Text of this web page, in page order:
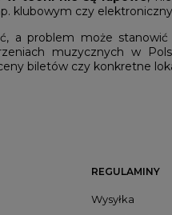
klubowym czy
a problem może
muzycznych w
biletów czy konkretne
REGULAMINY
Wysyłka